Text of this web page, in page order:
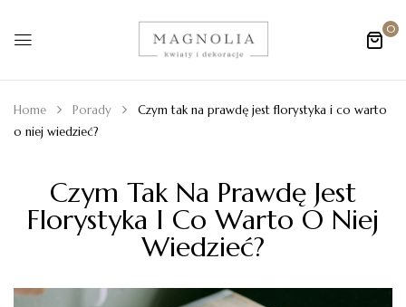
0
Home Porady
Czym tak na prawdę jest florystyka i co warto
o niej wiedzieć?
Czym Tak Na Prawdę Jest
Florystyka I Co Warto O Niej
Wiedzieć?